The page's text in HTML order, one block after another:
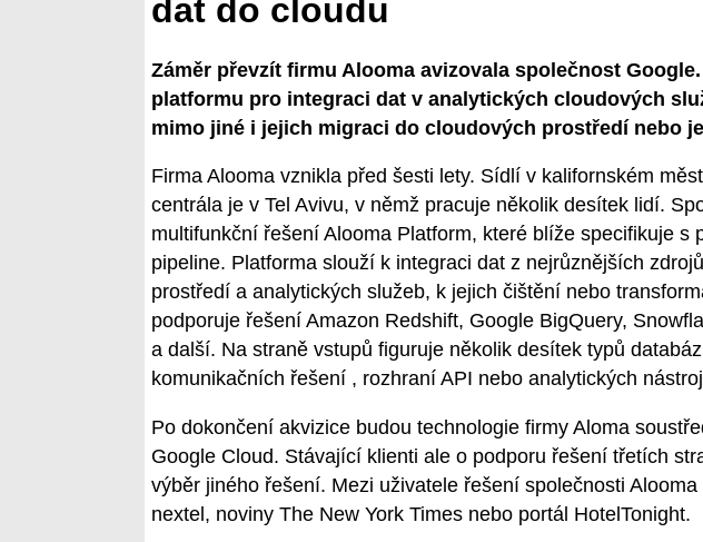
dat do cloudu
Záměr převzít firmu Alooma avizovala společnost
platformu pro integraci dat v analytických cloudových
mimo jiné i jejich migraci do cloudových prostředí nebo
Firma Alooma vznikla před šesti lety. Sídlí v kalifornském
centrála je v Tel Avivu, v němž pracuje několik desítek lidí.
multifunkční řešení Alooma Platform, které blíže specifikuje s
pipeline. Platforma slouží k integraci dat z nejrůznějších
prostředí a analytických služeb, k jejich čištění nebo
podporuje řešení Amazon Redshift, Google BigQuery,
a další. Na straně vstupů figuruje několik desítek typů
komunikačních řešení , rozhraní API nebo analytických
Po dokončení akvizice budou technologie firmy Aloma
Google Cloud. Stávající klienti ale o podporu řešení třetích
výběr jiného řešení. Mezi uživatele řešení společnosti
nextel, noviny The New York Times nebo portál HotelTonight.